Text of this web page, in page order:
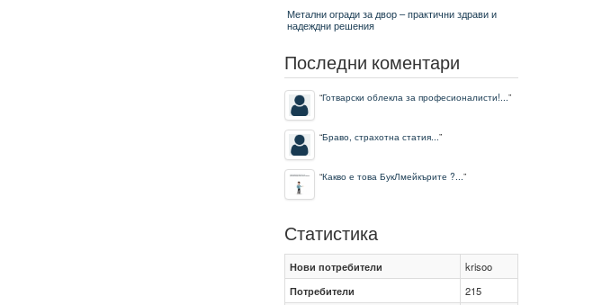
Метални огради за двор – практични здрави и
надеждни решения
Последни коментари
“Готварски облекла за професионалисти!...”
“Браво, страхотна статия...”
“Какво е това БукЛмейкърите ?...”
Статистика
Нови потребители
krisoo
Потребители
215